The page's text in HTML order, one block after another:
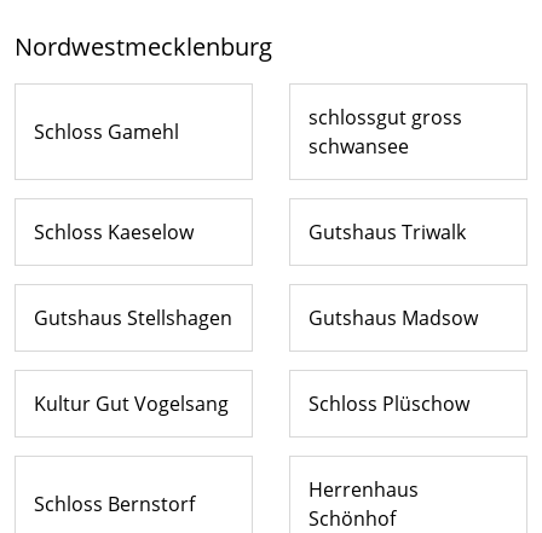
Nordwestmecklenburg
Schloss Gamehl
schlossgut gross
schwansee
Schloss Kaeselow Gutshaus Triwalk
Gutshaus Stellshagen Gutshaus Madsow
Kultur Gut Vogelsang Schloss Plüschow
Schloss Bernstorf
Herrenhaus
Schönhof